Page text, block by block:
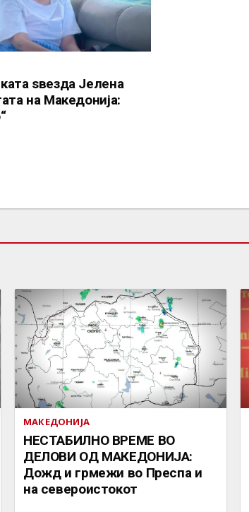
ѕвезда Јелена
на Македонија:
МАКЕДОНИЈА
НЕСТАБИЛНО ВРЕМЕ ВО
ДЕЛОВИ ОД МАКЕДОНИЈА:
Дожд и грмежи во Преспа и
на североистокот